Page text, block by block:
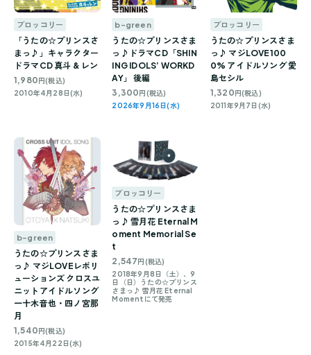
ブロッコリー
「うたの☆プリンスさ
まっ♪」キャラクター
ドラマCD 真斗 & レン
1,980 円(税込)
2010年4月28日(水)
b-green
うたの☆プリンスさま
っ♪ドラマCD「SHIN
ING IDOLS’ WORKD
AY」 後編
3,300 円(税込)
2026年9月16日(水)
ブロッコリー
うたの☆プリンスさま
っ♪ マジLOVE100
0% アイドルソング 愛
島セシル
1,320 円(税込)
2011年9月7日(水)
b-green
うたの☆プリンスさま
っ♪ マジLOVEレボリ
ューションズ クロスユ
ニットアイドルソング
一十木音也・四ノ宮那
月
1,540円(税込)
2015年4月22日(水)
ブロッコリー
うたの☆プリンスさま
っ♪ 雪月花 Eternal M
oment Memorial Se
t
2,547円(税込)
2018年9月8日（土）、9
日（日）うたの☆プリンス
さまっ♪ 雪月花 Eternal
Momentにて発売